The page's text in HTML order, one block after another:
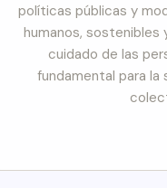
políticas públicas y
humanos,
cuidado de las
fundamental para la